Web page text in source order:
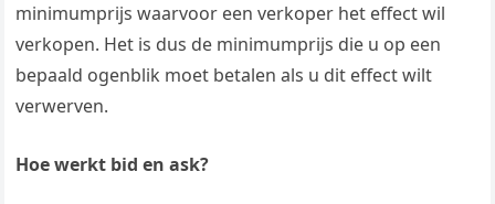
minimumprijs waarvoor een verkoper het effect wil
verkopen. Het is dus de minimumprijs die u op een
bepaald ogenblik moet betalen als u dit effect wilt
verwerven.
Hoe werkt bid en ask?